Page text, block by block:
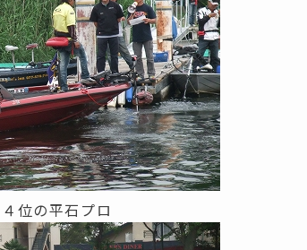
位の平石プロ